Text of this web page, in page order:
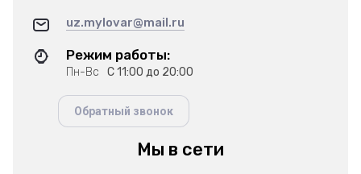
uz.mylovar@mail.ru
Режим работы:
Пн-Вс С 11:00 до 20:00
Обратный звонок
Мы в сети